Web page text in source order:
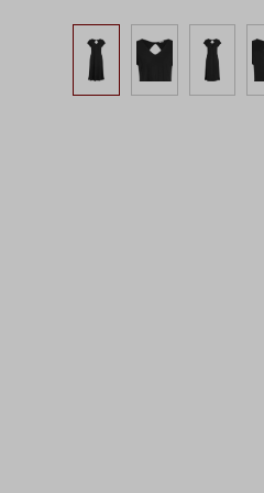
Bildergalerie überspringen